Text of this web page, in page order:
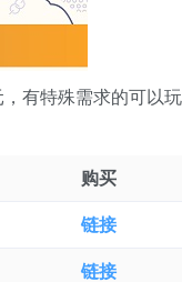
有特殊需求的可以玩
购买
链接
链接